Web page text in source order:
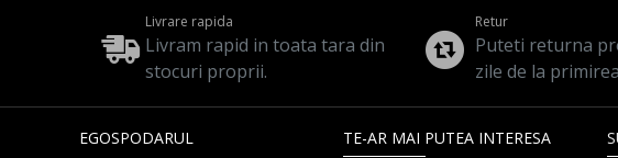
Livrare rapida
Livram rapid in toata tara din
stocuri proprii.
Retur
Puteti returna
zile de la
EGOSPODARUL TE-AR MAI PUTEA INTERESA